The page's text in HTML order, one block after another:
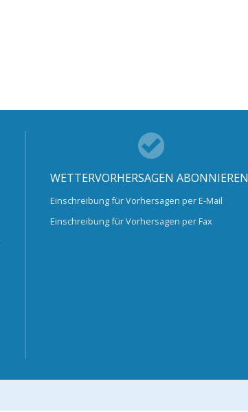
WETTERVORHERSAGEN ABONNIEREN
Einschreibung für Vorhersagen per E-Mail
Einschreibung für Vorhersagen per Fax